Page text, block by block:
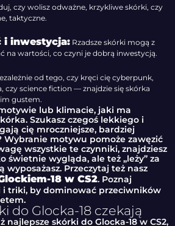
czy wolisz odważne, krzykliwe skórki, czy
taktyczne.
i inwestycja: Rzadsze skórki mogą z
na wartości, co czyni je dobrą inwestycją.
od tego, czy kręci cię cyberpunk,
czy science fiction — znajdzie się skórka
gustem.
lub klimacie, jaki ma
Szukasz czegoś lekkiego i
cię mroczniejsze, bardziej
motywu pomoże zawęzić
wszystkie te czynniki, znajdziesz
świetnie wygląda, ale też „leży” za
wyposażasz. Przeczytaj też nasz
18 w CS2. Poznaj
i triki, by dominować przeciwników
do Glocka-18 czekają
najlepsze skórki do Glocka-18 w CS2,